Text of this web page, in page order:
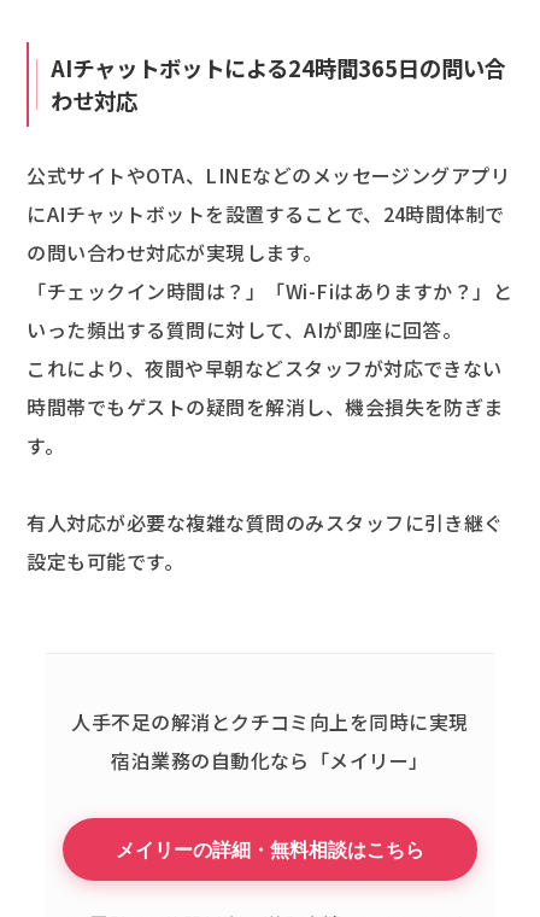
AIチャットボットによる24時間365日の問い合
わせ対応
公式サイトやOTA、LINEなどのメッセージングアプリ
にAIチャットボットを設置することで、24時間体制で
の問い合わせ対応が実現します。
「チェックイン時間は？」「Wi-Fiはありますか？」と
いった頻出する質問に対して、AIが即座に回答。
これにより、夜間や早朝などスタッフが対応できない
時間帯でもゲストの疑問を解消し、機会損失を防ぎま
す。
有人対応が必要な複雑な質問のみスタッフに引き継ぐ
設定も可能です。
人手不足の解消とクチコミ向上を同時に実現
宿泊業務の自動化なら「メイリー」
メイリーの詳細・無料相談はこちら